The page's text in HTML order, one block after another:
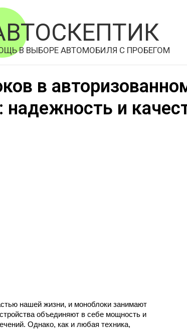
В ВЫБОРЕ АВТОМОБИЛЯ С ПРОБЕГОМ
в
надежность и
нашей жизни, и моноблоки занимают
объединяют в себе мощность и
Однако, как и любая техника,